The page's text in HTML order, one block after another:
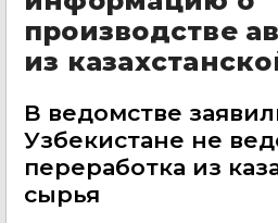
производстве
из
В ведомстве
Узбекистане не
переработка из
сырья